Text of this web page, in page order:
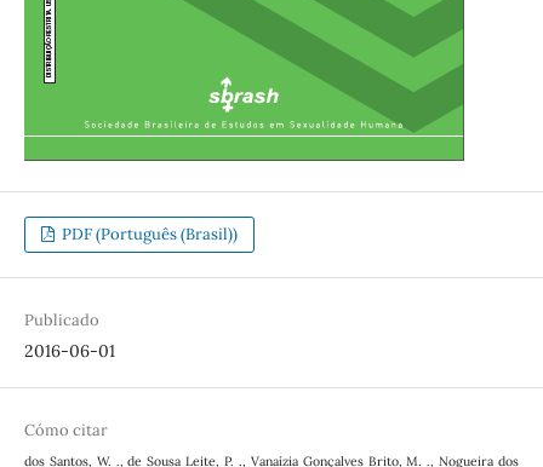
PDF (Português (Brasil))
Publicado
2016-06-01
Cómo citar
dos Santos, W. ., de Sousa Leite, P. ., Vanaízia Gonçalves Brito, M. ., Nogueira dos